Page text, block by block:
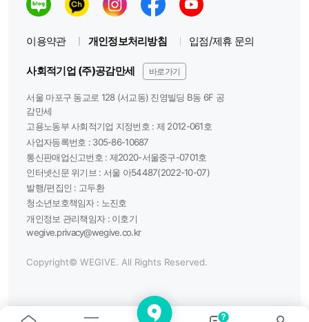
이용약관 개인정보처리방침 입점/제휴 문의
사회적기업 (주)공감만세 바로가기
서울 마포구 동교로 128 (서교동) 진영빌딩 B동 6F 공
감만세
고용노동부 사회적기업 지정번호 : 제 2012-061호
사업자등록번호 : 305-86-10687
통신판매업신고번호 : 제2020-서울중구-0701호
인터넷신문 위기브 : 서울 아54487(2022-10-07)
발행/편집인 : 고두환
청소년보호책임자 : 노진호
개인정보 관리책임자 : 이호기
wegive.privacy@wegive.co.kr
Copyright© WEGIVE. All Rights Reserved.